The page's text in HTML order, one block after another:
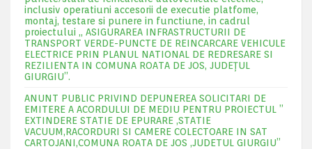
inclusiv operatiuni accesorii de executie platfome,
montaj, testare si punere in functiune, in cadrul
proiectului „ ASIGURAREA INFRASTRUCTURII DE
TRANSPORT VERDE-PUNCTE DE REINCARCARE VEHICULE
ELECTRICE PRIN PLANUL NATIONAL DE REDRESARE SI
REZILIENTA IN COMUNA ROATA DE JOS, JUDEŢUL
GIURGIU”.
ANUNT PUBLIC PRIVIND DEPUNEREA SOLICITARI DE
EMITERE A ACORDULUI DE MEDIU PENTRU PROIECTUL ”
EXTINDERE STATIE DE EPURARE ,STATIE
VACUUM,RACORDURI SI CAMERE COLECTOARE IN SAT
CARTOJANI,COMUNA ROATA DE JOS ,JUDETUL GIURGIU”